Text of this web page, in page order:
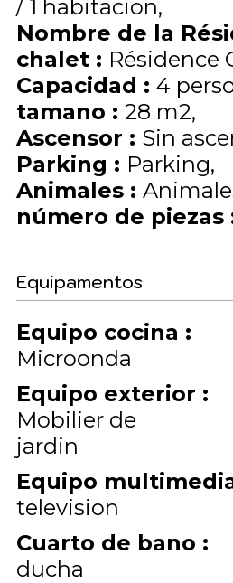
/ 1 habitacion
Nombre de la
chalet : Résidence
Capacidad : 4
tamano : 28 m2
Ascensor : Sin
Parking : Parking
Animales :
número de piezas
Equipamentos
Equipo cocina :
Microonda
Equipo exterior :
Mobilier de
jardin
Equipo
television
Cuarto de bano :
ducha